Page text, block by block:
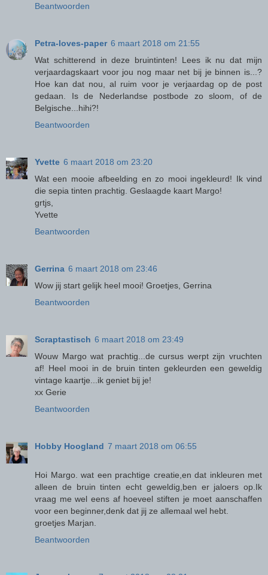
Beantwoorden
Petra-loves-paper 6 maart 2018 om 21:55
Wat schitterend in deze bruintinten! Lees ik nu dat mijn
verjaardagskaart voor jou nog maar net bij je binnen is...?
Hoe kan dat nou, al ruim voor je verjaardag op de post
gedaan. Is de Nederlandse postbode zo sloom, of de
Belgische...hihi?!
Beantwoorden
Yvette 6 maart 2018 om 23:20
Wat een mooie afbeelding en zo mooi ingekleurd! Ik vind
die sepia tinten prachtig. Geslaagde kaart Margo!
grtjs,
Yvette
Beantwoorden
Gerrina 6 maart 2018 om 23:46
Wow jij start gelijk heel mooi! Groetjes, Gerrina
Beantwoorden
Scraptastisch 6 maart 2018 om 23:49
Wouw Margo wat prachtig...de cursus werpt zijn vruchten
af! Heel mooi in de bruin tinten gekleurden een geweldig
vintage kaartje...ik geniet bij je!
xx Gerie
Beantwoorden
Hobby Hoogland 7 maart 2018 om 06:55
Hoi Margo. wat een prachtige creatie,en dat inkleuren met
alleen de bruin tinten echt geweldig,ben er jaloers op.Ik
vraag me wel eens af hoeveel stiften je moet aanschaffen
voor een beginner,denk dat jij ze allemaal wel hebt.
groetjes Marjan.
Beantwoorden